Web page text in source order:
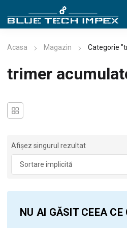
Acasa Magazin Categorie
trimer
Afișez singurul rezultat
NU AI GĂSIT CEEA CE